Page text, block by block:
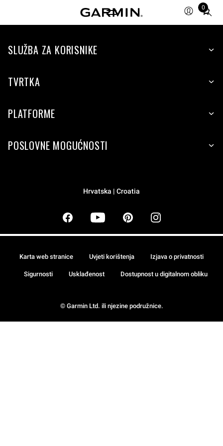
0
Total
items
cart:
SLUŽBA ZA KORISNIKE
TVRTKA
PLATFORME
POSLOVNE MOGUĆNOSTI
Hrvatska | Croatia
© Garmin Ltd. ili njezine podružnice.
Karta web stranice Uvjeti korištenja Izjava o privatnosti
Sigurnosti Usklađenost Dostupnost u digitalnom obliku